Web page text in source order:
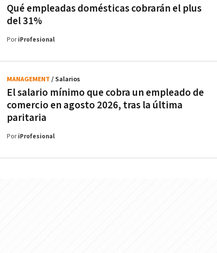
Qué empleadas domésticas cobrarán el plus
del 31%
PoriProfesional
El salario mínimo que cobra un empleado de
comercio en agosto 2026, tras la última
paritaria
MANAGEMENT / Salarios
PoriProfesional